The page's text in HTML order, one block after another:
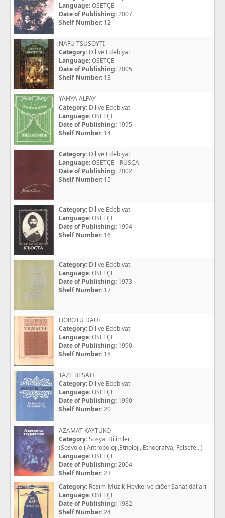
Language:OSETÇE
Date of Publishing:2007
Shelf Number: 12
NAFU TSUSOYTI
Category: Dil ve Edebiyat
Language:OSETÇE
Date of Publishing:2005
Shelf Number: 13
YAHYA ALPAY
Category: Dil ve Edebiyat
Language:OSETÇE
Date of Publishing: 1995
Shelf Number: 14
Category: Dil ve Edebiyat
Language:OSETÇE - RUSÇA
Date of Publishing:2002
Shelf Number: 15
Category: Dil ve Edebiyat
Language:OSETÇE
Date of Publishing: 1994
Shelf Number: 16
Category: Dil ve Edebiyat
Language:OSETÇE
Date of Publishing: 1973
Shelf Number: 17
HOROTU DAUT
Category: Dil ve Edebiyat
Language:OSETÇE
Date of Publishing: 1990
Shelf Number: 18
TAZE BESATI
Category: Dil ve Edebiyat
Language:OSETÇE
Date of Publishing: 1990
Shelf Number:20
AZAMAT KAYTUKO
Category:Sosyal Bilimler
(Sosyoloji,Antropoloji,Etnoloji, Etnografya, Felsefe...)
Language:OSETÇE
Date of Publishing:2004
Shelf Number:23
Category: Resim-Müzik-Heykel ve diğer Sanat dalları
Language:OSETÇE
Date of Publishing: 1982
Shelf Number:24